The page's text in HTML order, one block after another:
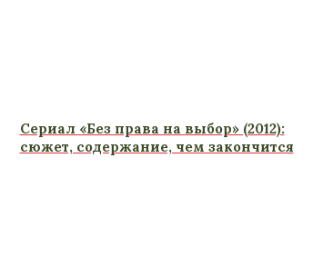
Сериал «Без права на выбор» (2012):
сюжет, содержание, чем закончится